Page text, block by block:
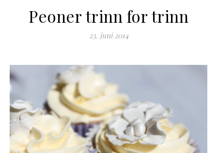
Peoner trinn for trinn
23. juni 2014